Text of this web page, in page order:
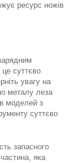
ресурс ножів
це суттєво
увагу на
металу леза
моделей з
суттєво
запасного
яка